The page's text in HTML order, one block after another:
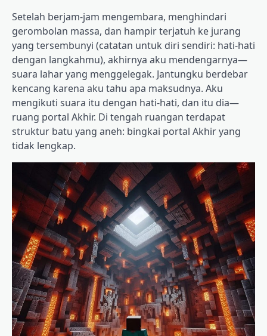
Setelah berjam-jam mengembara, menghindari
gerombolan massa, dan hampir terjatuh ke jurang
yang tersembunyi (catatan untuk diri sendiri: hati-hati
dengan langkahmu), akhirnya aku mendengarnya—
suara lahar yang menggelegak. Jantungku berdebar
kencang karena aku tahu apa maksudnya. Aku
mengikuti suara itu dengan hati-hati, dan itu dia—
ruang portal Akhir. Di tengah ruangan terdapat
struktur batu yang aneh: bingkai portal Akhir yang
tidak lengkap.